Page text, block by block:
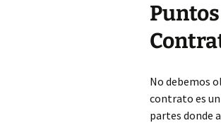
No debemos
contrato es
partes donde